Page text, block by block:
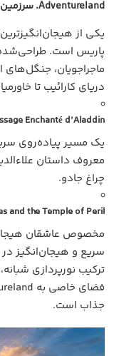
Adventureland. سرزمین ماجراجویی
یکی از
پاریس است. طراحی‌شده
ماجراجویان،
دریای کارائیب تا
Enchanté d’Aladdin
یک مسیر پیاده‌روی
معروف داستان
چراغ جادو.
and the Temple of Peril
مخصوص عاشقان هیجان
سریع و هیجان‌انگیز
ترکیب نورپردازی
جذاب است.